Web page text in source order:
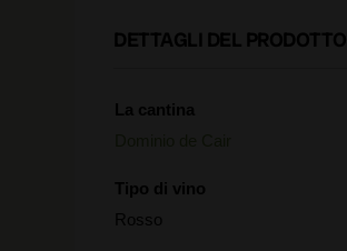
DETTAGLI DEL PRODOTTO
La cantina
Tipo di vino
Rosso